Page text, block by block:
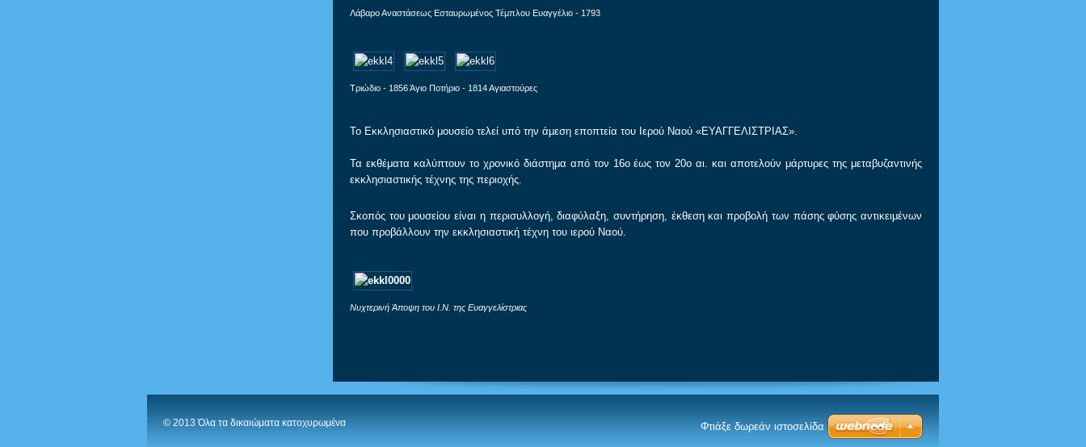
Λάβαρο Αναστάσεως Εσταυρωμένος Τέμπλου Ευαγγέλιο - 1793
Τριώδιο - 1856 Άγιο Ποτήριο - 1814 Αγιαστούρες
Το Εκκλησιαστικό μουσείο τελεί υπό την άμεση εποπτεία του Ιερού Ναού «ΕΥΑΓΓΕΛΙΣΤΡΙΑΣ».
Τα εκθέματα καλύπτουν το χρονικό διάστημα από τον 16ο έως τον 20ο αι. και αποτελούν μάρτυρες της μεταβυζαντινής
εκκλησιαστικής τέχνης της περιοχής.
Σκοπός του μουσείου είναι η περισυλλογή, διαφύλαξη, συντήρηση, έκθεση και προβολή των πάσης φύσης αντικειμένων
που προβάλλουν την εκκλησιαστική τέχνη του ιερού Ναού.
Νυχτερινή Άποψη του Ι.Ν. της Ευαγγελίστριας
© 2013 Όλα τα δικαιώματα κατοχυρωμένα Φτιάξε δωρεάν ιστοσελίδα